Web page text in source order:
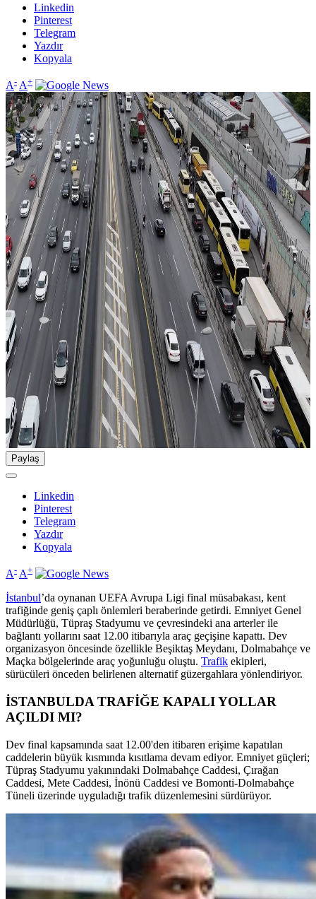
Linkedin
Pinterest
Telegram
Yazdır
Kopyala
A- A+
Paylaş
Linkedin
Pinterest
Telegram
Yazdır
Kopyala
A- A+
İstanbul’da oynanan UEFA Avrupa Ligi final müsabakası, kent
trafiğinde geniş çaplı önlemleri beraberinde getirdi. Emniyet Genel
Müdürlüğü, Tüpraş Stadyumu ve çevresindeki ana arterler ile
bağlantı yollarını saat 12.00 itibarıyla araç geçişine kapattı. Dev
organizasyon öncesinde özellikle Beşiktaş Meydanı, Dolmabahçe ve
Maçka bölgelerinde araç yoğunluğu oluştu. Trafik ekipleri,
sürücüleri önceden belirlenen alternatif güzergahlara yönlendiriyor.
İSTANBULDA TRAFİĞE KAPALI YOLLAR
AÇILDI MI?
Dev final kapsamında saat 12.00'den itibaren erişime kapatılan
caddelerin büyük kısmında kısıtlama devam ediyor. Emniyet güçleri;
Tüpraş Stadyumu yakınındaki Dolmabahçe Caddesi, Çırağan
Caddesi, Mete Caddesi, İnönü Caddesi ve Bomonti-Dolmabahçe
Tüneli üzerinde uyguladığı trafik düzenlemesini sürdürüyor.